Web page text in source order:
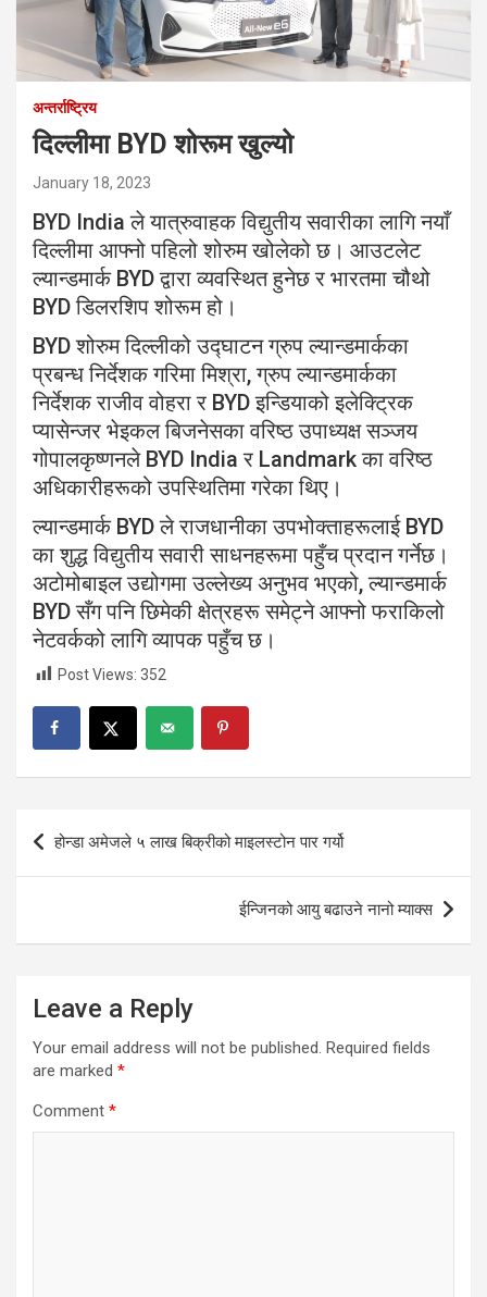
अन्तर्राष्ट्रिय
दिल्लीमा BYD शोरूम खुल्यो
January 18, 2023
BYD India ले यात्रुवाहक विद्युतीय सवारीका लागि नयाँ
दिल्लीमा आफ्नो पहिलो शोरुम खोलेको छ। आउटलेट
ल्यान्डमार्क BYD द्वारा व्यवस्थित हुनेछ र भारतमा चौथो
BYD डिलरशिप शोरूम हो।
BYD शोरुम दिल्लीको उद्घाटन ग्रुप ल्यान्डमार्कका
प्रबन्ध निर्देशक गरिमा मिश्रा, ग्रुप ल्यान्डमार्कका
निर्देशक राजीव वोहरा र BYD इन्डियाको इलेक्ट्रिक
प्यासेन्जर भेइकल बिजनेसका वरिष्ठ उपाध्यक्ष सञ्जय
गोपालकृष्णनले BYD India र Landmark का वरिष्ठ
अधिकारीहरूको उपस्थितिमा गरेका थिए।
ल्यान्डमार्क BYD ले राजधानीका उपभोक्ताहरूलाई BYD
का शुद्ध विद्युतीय सवारी साधनहरूमा पहुँच प्रदान गर्नेछ।
अटोमोबाइल उद्योगमा उल्लेख्य अनुभव भएको, ल्यान्डमार्क
BYD सँग पनि छिमेकी क्षेत्रहरू समेट्ने आफ्नो फराकिलो
नेटवर्कको लागि व्यापक पहुँच छ।
Post Views: 352
Post
navigation
होन्डा अमेजले ५ लाख बिक्रीको माइलस्टोन पार गर्यो
ईन्जिनको आयु बढाउने नानो म्याक्स
Leave a Reply
Your email address will not be published. Required fields
are marked *
Comment *